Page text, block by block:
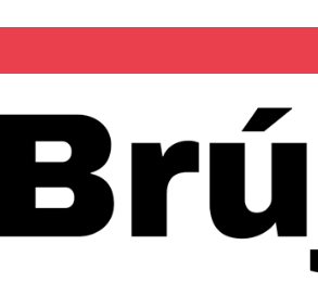
y adolescentes desaparece del territorio
la masacre de 1975 y denuncian el